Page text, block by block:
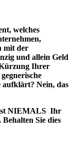
welches
mit der
und allein Geld
Ihrer
aufklärt? Nein, das
ist NIEMALS Ihr
Sie dies